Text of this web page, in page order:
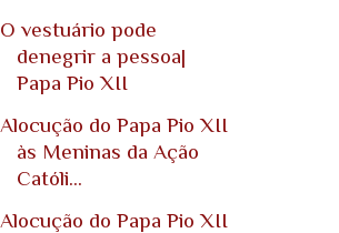
O vestuário pode
denegrir a pessoa|
Papa Pio XII
Alocução do Papa Pio XII
às Meninas da Ação
Católi...
Alocução do Papa Pio XII